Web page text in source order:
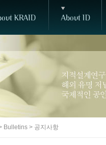
Bulletins > 공지사항